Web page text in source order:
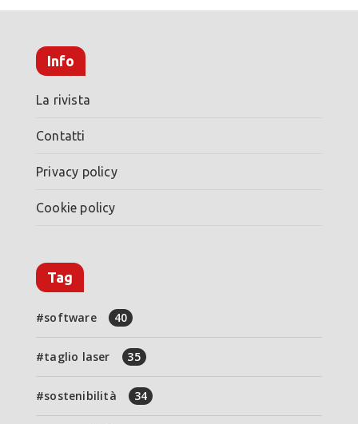
Info
La rivista
Contatti
Privacy policy
Cookie policy
Tag
software 40
taglio laser 35
sostenibilità 34